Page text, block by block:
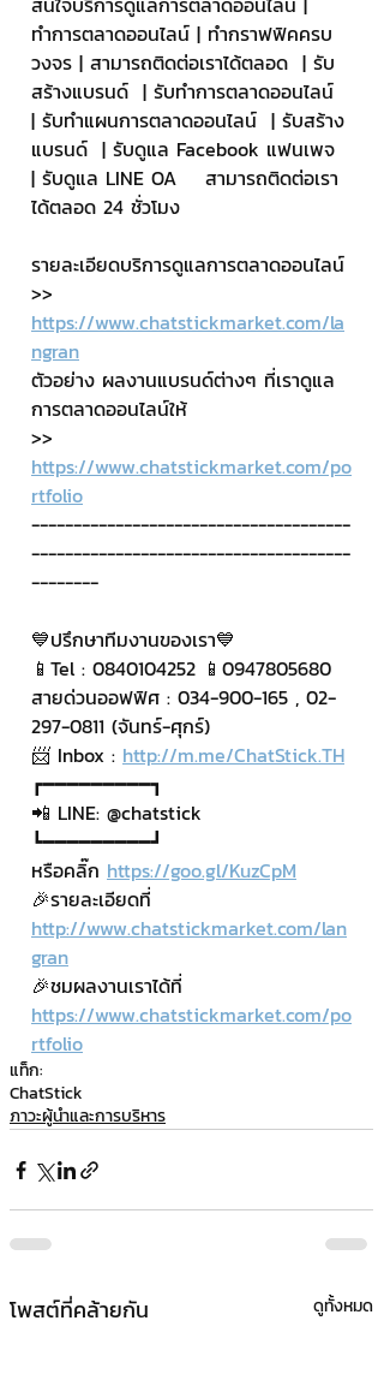
ทำการตลาดออนไลน์ | ทำกราฟฟิคครบ
วงจร | สามารถติดต่อเราได้ตลอด  | รับ
สร้างแบรนด์  | รับทำการตลาดออนไลน์
| รับทำแผนการตลาดออนไลน์  | รับสร้าง
แบรนด์  | รับดูแล Facebook แฟนเพจ
| รับดูแล LINE OA    สามารถติดต่อเรา
ได้ตลอด 24 ชั่วโมง
รายละเอียดบริการดูแลการตลาดออนไลน์
>>
https://www.chatstickmarket.com/la
ngran
ตัวอย่าง ผลงานแบรนด์ต่างๆ ที่เราดูแล
การตลาดออนไลน์ให้
>>
https://www.chatstickmarket.com/po
rtfolio
--------------------------------------
--------------------------------------
--------
💙ปรึกษาทีมงานของเรา💙
📱Tel : 0840104252 📱0947805680
สายด่วนออฟฟิศ : 034-900-165 , 02-
297-0811 (จันทร์-ศุกร์)
📨 Inbox : http://m.me/ChatStick.TH
┏━━━━━━━━━┓
📲 LINE: @chatstick
┗━━━━━━━━━┛
หรือคลิ๊ก https://goo.gl/KuzCpM
🎉รายละเอียดที่
http://www.chatstickmarket.com/lan
gran
🎉ชมผลงานเราได้ที่
https://www.chatstickmarket.com/po
rtfolio
แท็ก:
ChatStick
ภาวะผู้นำและการบริหาร
โพสต์ที่คล้ายกัน ดูทั้งหมด